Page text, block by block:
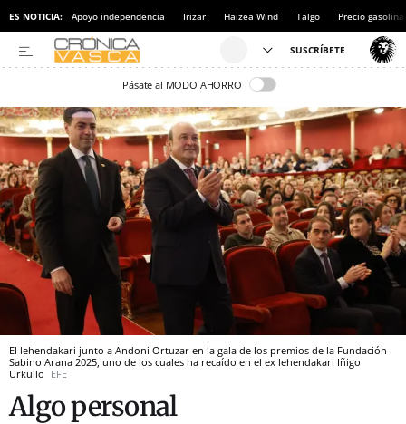
ES NOTICIA: Apoyo independencia Irizar Haizea Wind Talgo Precio gasolina
Pásate al MODO AHORRO
El lehendakari junto a Andoni Ortuzar en la gala de los premios de la Fundación
Sabino Arana 2025, uno de los cuales ha recaído en el ex lehendakari Iñigo
Urkullo EFE
Algo personal